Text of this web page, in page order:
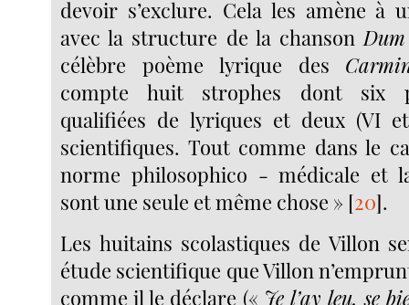
devoir s’exclure. Cela les amène à
avec la structure de la chanson
célèbre poème lyrique des
compte huit strophes dont six
qualifiées de lyriques et deux (VI
scientifiques. Tout comme dans le
norme philosophico - médicale et
sont une seule et même chose » [20].
Les huitains scolastiques de Villon
étude scientifique que Villon
comme il le déclare (« Je l’ay leu, se